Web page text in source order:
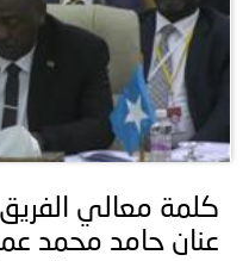
كلمة معالي
عنان حامد محمد